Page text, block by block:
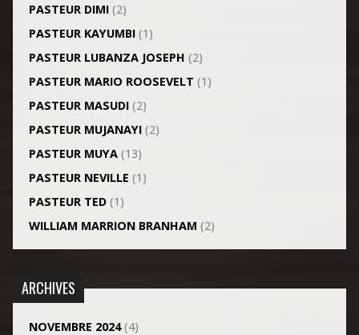
PASTEUR DIMI(2)
PASTEUR KAYUMBI(1)
PASTEUR LUBANZA JOSEPH (2)
PASTEUR MARIO ROOSEVELT (1)
PASTEUR MASUDI(2)
PASTEUR MUJANAYI(2)
PASTEUR MUYA(13)
PASTEUR NEVILLE (1)
PASTEUR TED(1)
WILLIAM MARRION BRANHAM (2)
ARCHIVES
NOVEMBRE 2024(4)